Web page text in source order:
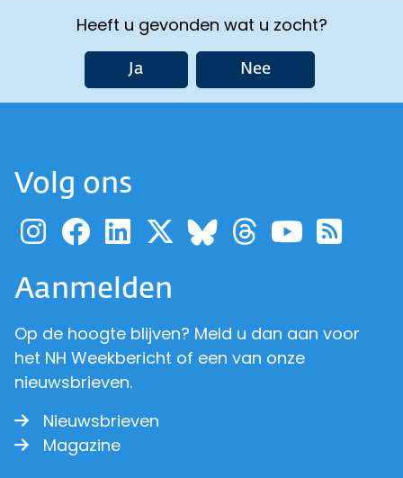
Heeft u gevonden wat u zocht?
Ja Nee
Volg ons
Ga naar de pagina van
Ga naar de pagina
Ga naar de
Ga naar de
Ga naar de
Ga naar
Ga
Aanmelden
Op de hoogte blijven? Meld u dan aan voor
het NH Weekbericht of een van onze
nieuwsbrieven.
Nieuwsbrieven
Magazine